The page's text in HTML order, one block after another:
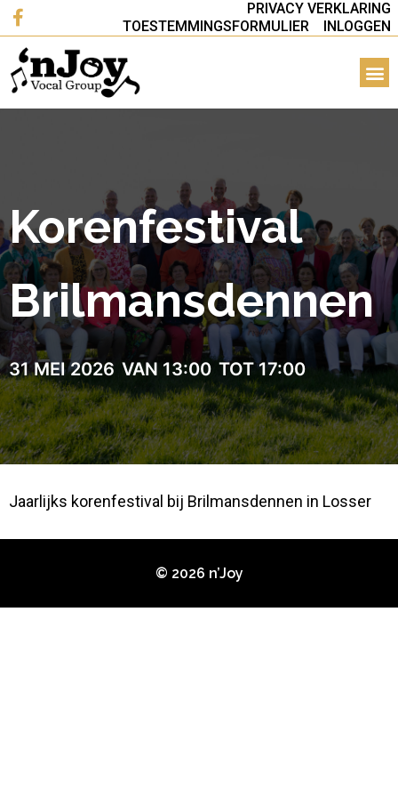
PRIVACY VERKLARING
TOESTEMMINGSFORMULIER
INLOGGEN
Korenfestival
Brilmansdennen
31 MEI 2026 VAN 13:00 TOT 17:00
Jaarlijks korenfestival bij Brilmansdennen in Losser
© 2026 n’Joy